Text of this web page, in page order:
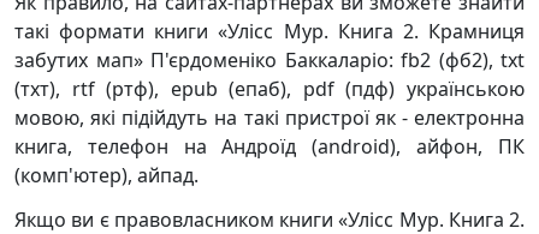
такі формати книги «Улісс Мур. Книга 2. Крамниця
забутих мап» П'єрдоменіко Баккаларіо: fb2 (фб2), txt
(тхт), rtf (ртф), epub (епаб), pdf (пдф) українською
мовою, які підійдуть на такі пристрої як - електронна
книга, телефон на Андроїд (android), айфон, ПК
(комп'ютер), айпад.
Якщо ви є правовласником книги «Улісс Мур. Книга 2.